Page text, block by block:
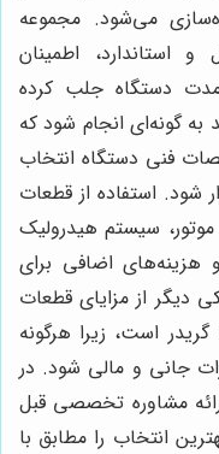
می‌شود. مجموعه
استاندارد، اطمینان
دستگاه جلب کرده
به گونه‌ای انجام شود که
فنی دستگاه انتخاب
شود. استفاده از قطعات
سیستم هیدرولیک
اضافی برای
دیگر از مزایای قطعات
است، زیرا هرگونه
جانی و مالی شود. در
مشاوره تخصصی قبل
انتخاب را مطابق با